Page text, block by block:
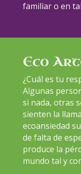
familiar o en
Eco
¿Cuál es tu
Algunas
si nada, otras
sienten la
ecoansiedad
de falta de
produce la
mundo tal y